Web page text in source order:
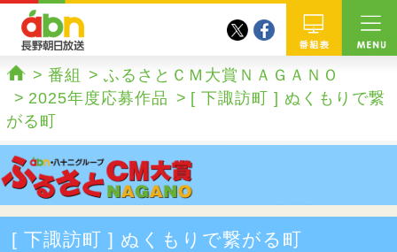
twitterfacebook
ホーム
番組
ふるさとＣＭ大賞ＮＡＧＡＮＯ
2025年度応募作品
[ 下諏訪町 ] ぬくもりで繋
がる町
[ 下諏訪町 ] ぬくもりで繋がる町